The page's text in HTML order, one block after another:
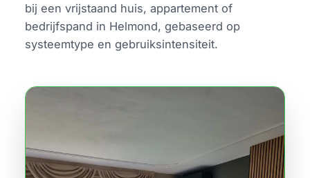
bij een vrijstaand huis, appartement of
bedrijfspand in Helmond, gebaseerd op
systeemtype en gebruiksintensiteit.